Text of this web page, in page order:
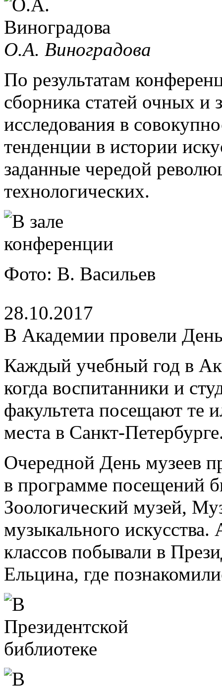
О.А. Виноградова
По результатам
сборника статей очных и
исследования в
тенденции в истории
заданные чередой
технологических.
Фото: В. Васильев
28.10.2017
В Академии провели
Каждый учебный год в
когда воспитанники и
факультета посещают те
места в Санкт-
Очередной День музеев
в программе посещений
Зоологический музей,
музыкального
классов побывали в
Ельцина, где